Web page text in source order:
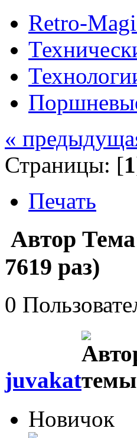
Retro-
«
Страницы: [1
Печать
Автор
7619 раз)
0
juvakat
Новичок